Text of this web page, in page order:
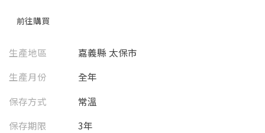
前往購買
生產地區
嘉義縣 太保市
生產月份
全年
保存方式
常溫
保存期限
3年